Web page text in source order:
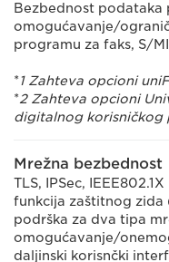
Bezbednost podataka
omogućavanje/
programu za faks, S/
*1 Zahteva opcioni
*2 Zahteva opcioni
digitalnog korisničkog
Mrežna bezbednost
TLS, IPSec,
funkcija zaštitnog zida
podrška za dva tipa
omogućavanje/
daljinski korisnčki